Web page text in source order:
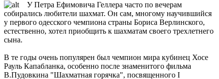
У Петра Ефимовича Геллера часто по вечерам
собирались любители шахмат. Он сам, многому научившийся
у первого одесского чемпиона страны Бориса Верлинского,
естественно, хотел приобщить к шахматам своего трехлетнего
сына.
В те годы очень популярен был чемпион мира кубинец Хосе
Рауль Капабланка, особенно после знаменитого фильма
В.Пудовкина "Шахматная горячка", посвященного I